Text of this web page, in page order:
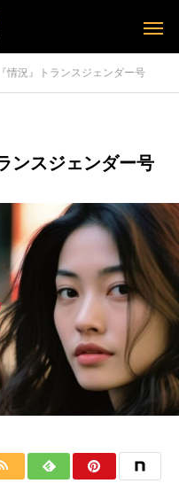
情況』トランスジェンダー号
ンスジェンダー号